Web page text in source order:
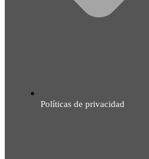
Políticas de privacidad